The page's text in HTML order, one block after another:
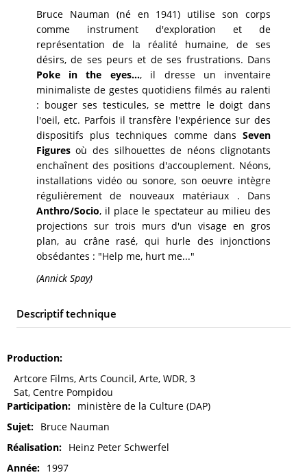
Bruce Nauman (né en 1941) utilise son corps
comme instrument d'exploration et de
représentation de la réalité humaine, de ses
désirs, de ses peurs et de ses frustrations. Dans
Poke in the eyes..., il dresse un inventaire
minimaliste de gestes quotidiens filmés au ralenti
: bouger ses testicules, se mettre le doigt dans
l'oeil, etc. Parfois il transfère l'expérience sur des
dispositifs plus techniques comme dansSeven
Figuresoù des silhouettes de néons clignotants
enchaînent des positions d'accouplement. Néons,
installations vidéo ou sonore, son oeuvre intègre
régulièrement de nouveaux matériaux . Dans
Anthro/Socio, il place le spectateur au milieu des
projections sur trois murs d'un visage en gros
plan, au crâne rasé, qui hurle des injonctions
obsédantes : "Help me, hurt me..."
(Annick Spay)
Descriptif technique
Production
Artcore Films, Arts Council, Arte, WDR, 3
Sat, Centre Pompidou
Participation
ministère de la Culture (DAP)
Sujet
Bruce Nauman
Réalisation
Heinz Peter Schwerfel
Année
1997